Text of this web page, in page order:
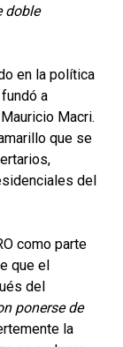
doble
en la política
a
Macri.
que se
del
como parte
que el
del
ponerse de
la